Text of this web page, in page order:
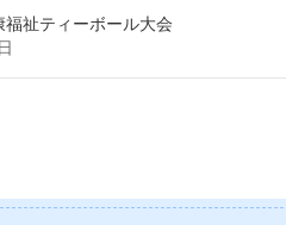
祉ティーボール大会